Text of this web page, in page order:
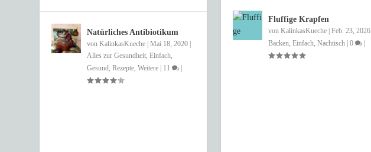
Natürliches Antibiotikum
vonKalinkasKueche |Mai 18, 2020 |
Alles zur Gesundheit,Einfach,
Gesund,Rezepte,Weitere | 11 |
Fluffige Krapfen
von KalinkasKueche| Feb. 23, 2026|
Backen, Einfach, Nachtisch| 0 |